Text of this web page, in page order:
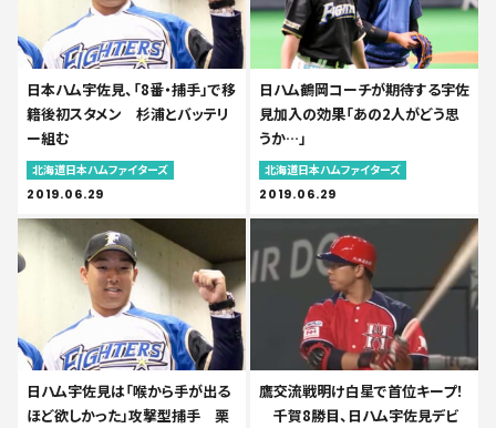
日本ハム宇佐見、「8番・捕手」で移
籍後初スタメン 杉浦とバッテリ
ー組む
北海道日本ハムファイターズ
2019.06.29
日ハム鶴岡コーチが期待する宇佐
見加入の効果「あの2人がどう思
うか…」
北海道日本ハムファイターズ
2019.06.29
日ハム宇佐見は「喉から手が出る
ほど欲しかった」攻撃型捕手 栗
鷹交流戦明け白星で首位キープ！
千賀8勝目、日ハム宇佐見デビ